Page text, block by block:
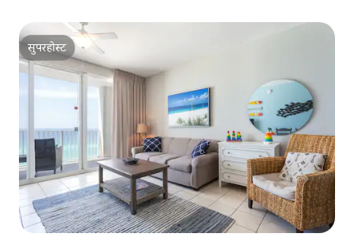
सुपरहोस्ट
सुपरहोस्ट